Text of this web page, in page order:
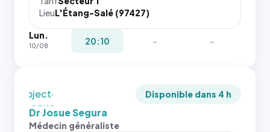
LieuL'Étang-Salé (97427)
Lun.
10/08 20:10 - -
toutes les
puisque la
`object-
fit: cover`.
Sans ces
Disponible dans 4 h
Dr Josue Segura
Médecin généraliste